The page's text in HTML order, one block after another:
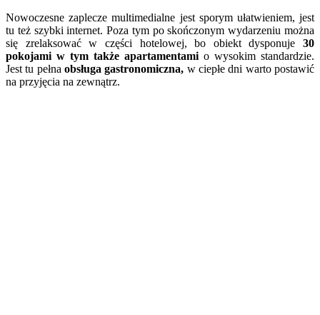
Nowoczesne zaplecze multimedialne jest sporym ułatwieniem, jest
tu też szybki internet. Poza tym po skończonym wydarzeniu można
się zrelaksować w części hotelowej, bo obiekt dysponuje 30
pokojami w tym także apartamentami o wysokim standardzie.
Jest tu pełna obsługa gastronomiczna, w ciepłe dni warto postawić
na przyjęcia na zewnątrz.